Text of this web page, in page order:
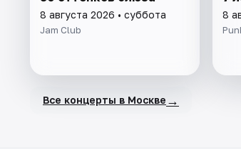
8 августа 2026 • суббота
Jam Club
8
Все концерты в Москве →